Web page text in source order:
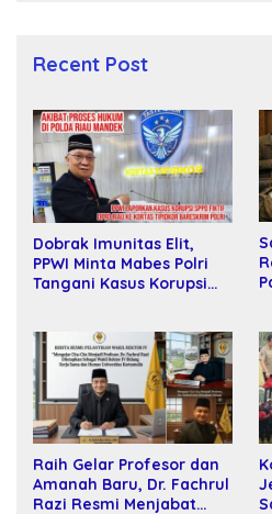
Recent Post
Dobrak Imunitas Elit,
PPWI Minta Mabes Polri
Tangani Kasus Korupsi
Raih Gelar Profesor dan
Amanah Baru, Dr. Fachrul
Razi Resmi Menjabat